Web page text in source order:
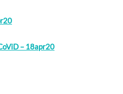
– 18apr20